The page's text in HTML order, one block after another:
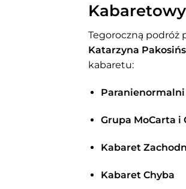
Tegoroczną podróż
Katarzyna
kabaretu:
Paranienormalni
Grupa MoCarta i
Kabaret
Kabaret Chyba